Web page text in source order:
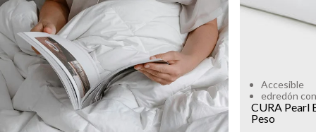
Accesible
edredón
CURA Pearl
Peso